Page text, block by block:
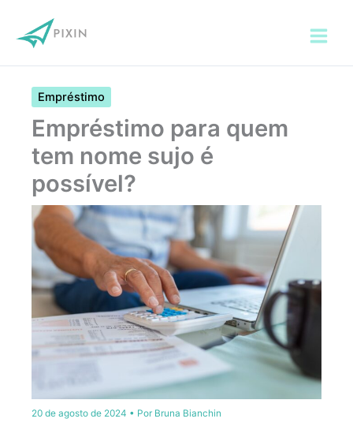
para
Empréstimo
Empréstimo para quem
tem nome sujo é
possível?
20 de agosto de 2024 • Por Bruna Bianchin